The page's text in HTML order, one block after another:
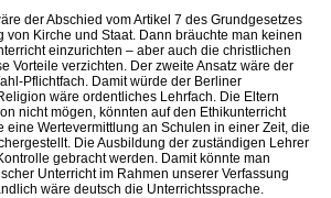
der Abschied vom Artikel 7 des Grundgesetzes
von Kirche und Staat. Dann bräuchte man keinen
einzurichten – aber auch die christlichen
Vorteile verzichten. Der zweite Ansatz wäre der
Pflichtfach. Damit würde der Berliner
wäre ordentliches Lehrfach. Die Eltern
nicht mögen, könnten auf den Ethikunterricht
eine Wertevermittlung an Schulen in einer Zeit, die
Die Ausbildung der zuständigen Lehrer
gebracht werden. Damit könnte man
Unterricht im Rahmen unserer Verfassung
wäre deutsch die Unterrichtssprache.